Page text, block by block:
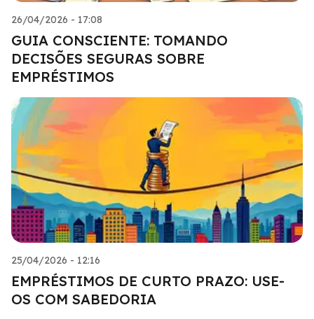
26/04/2026 - 17:08
GUIA CONSCIENTE: TOMANDO
DECISÕES SEGURAS SOBRE
EMPRÉSTIMOS
25/04/2026 - 12:16
EMPRÉSTIMOS DE CURTO PRAZO: USE-
OS COM SABEDORIA